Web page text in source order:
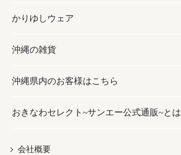
レトルト食品
乾物／粉類
お酢／ドレッシング
しょうゆ
みそ
だし／スパイス／島唐辛子
ちんすこう
伝統菓子
スナック
おつまみ
紅芋
泡盛
ビール・チューハイ
ワイン・ウィスキー・カクテル
ドリンク
茶葉
コスメ
スキンケア
ボディケア
ヘアケア
UVケア
かりゆしウェア
かりゆしウェア
メンズ
レディース
沖縄の雑貨
雑貨
沖縄ファッション
伝統工芸品
沖縄県内のお客様はこちら
おきなわセレクト~サンエー公式通販~とは
会社概要